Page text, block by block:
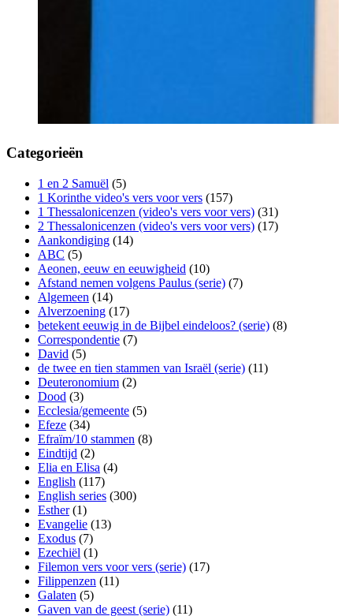
Categorieën
1 en 2 Samuël (5)
1 Korinthe video's vers voor vers (157)
1 Thessalonicenzen (video's vers voor vers) (31)
2 Thessalonicenzen (video's vers voor vers) (17)
Aankondiging (14)
ABC (5)
Aeonen, eeuw en eeuwigheid (10)
Afstand nemen volgens Paulus (serie) (7)
Algemeen (14)
Alverzoening (17)
betekent eeuwig in de Bijbel eindeloos? (serie) (8)
Correspondentie (7)
David (5)
de twee en tien stammen van Israël (serie) (11)
Deuteronomium (2)
Dood (3)
Ecclesia/gemeente (5)
Efeze (34)
Efraïm/10 stammen (8)
Eindtijd (2)
Elia en Elisa (4)
English (117)
English series (300)
Esther(1)
Evangelie (13)
Exodus (7)
Ezechiël (1)
Filemon vers voor vers (serie) (17)
Filippenzen (11)
Galaten (5)
Gaven van de geest (serie) (11)